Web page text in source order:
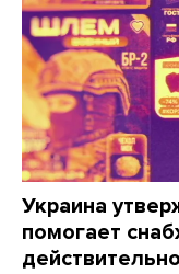
Украина
помогает